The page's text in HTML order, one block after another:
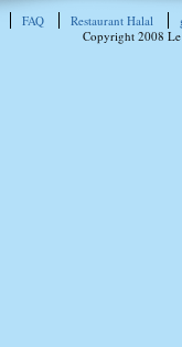
FAQ Restaurant Halal
Copyright 2008